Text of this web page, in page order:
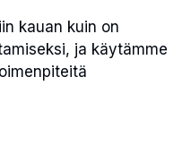
kauan kuin on
ja käytämme